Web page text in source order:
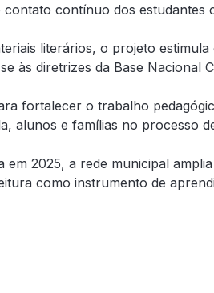
contínuo dos
literários, o projeto
às diretrizes da Base Nacional
fortalecer o trabalho
alunos e famílias no processo
em 2025, a rede municipal
como instrumento de